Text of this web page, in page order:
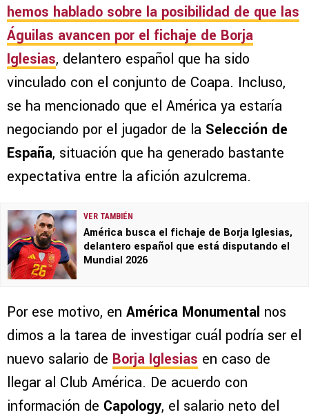
hemos hablado sobre la posibilidad de que las
Águilas avancen por el fichaje de Borja
Iglesias, delantero español que ha sido
vinculado con el conjunto de Coapa. Incluso,
se ha mencionado que el América ya estaría
negociando por el jugador de la Selección de
España, situación que ha generado bastante
expectativa entre la afición azulcrema.
VER TAMBIÉN
América busca el fichaje de Borja Iglesias,
delantero español que está disputando el
Mundial 2026
Por ese motivo, en América Monumental nos
dimos a la tarea de investigar cuál podría ser el
nuevo salario de Borja Iglesias en caso de
llegar al Club América. De acuerdo con
información de Capology, el salario neto del